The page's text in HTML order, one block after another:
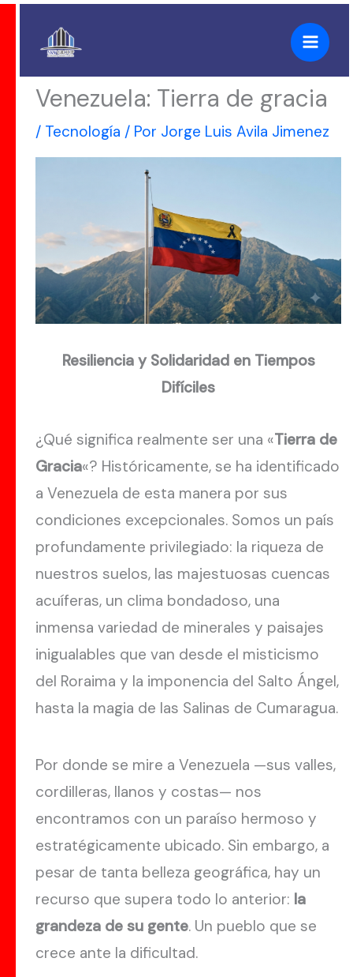
Venezuela: Tierra de gracia
/ Tecnología / Por Jorge Luis Avila Jimenez
Resiliencia y Solidaridad en Tiempos
Difíciles
¿Qué significa realmente ser una «Tierra de
Gracia«? Históricamente, se ha identificado
a Venezuela de esta manera por sus
condiciones excepcionales. Somos un país
profundamente privilegiado: la riqueza de
nuestros suelos, las majestuosas cuencas
acuíferas, un clima bondadoso, una
inmensa variedad de minerales y paisajes
inigualables que van desde el misticismo
del Roraima y la imponencia del Salto Ángel,
hasta la magia de las Salinas de Cumaragua.
Por donde se mire a Venezuela —sus valles,
cordilleras, llanos y costas— nos
encontramos con un paraíso hermoso y
estratégicamente ubicado. Sin embargo, a
pesar de tanta belleza geográfica, hay un
recurso que supera todo lo anterior: la
grandeza de su gente. Un pueblo que se
crece ante la dificultad.